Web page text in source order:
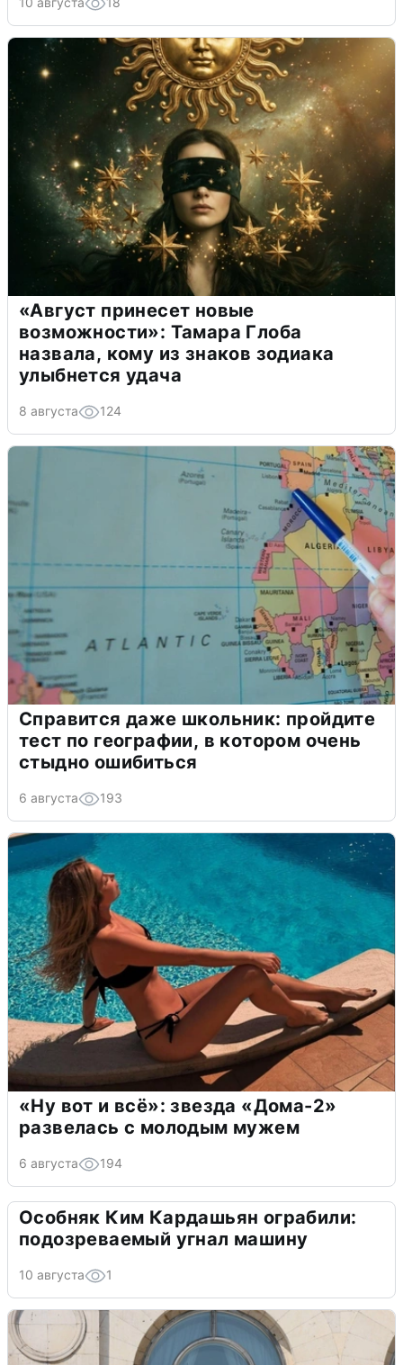
«Август принесет новые
возможности»: Тамара Глоба
назвала, кому из знаков зодиака
улыбнется удача
8 августа 124
Справится даже школьник: пройдите
тест по географии, в котором очень
стыдно ошибиться
6 августа 193
«Ну вот и всё»: звезда «Дома-2»
развелась с молодым мужем
6 августа 194
Особняк Ким Кардашьян ограбили:
подозреваемый угнал машину
10 августа 1